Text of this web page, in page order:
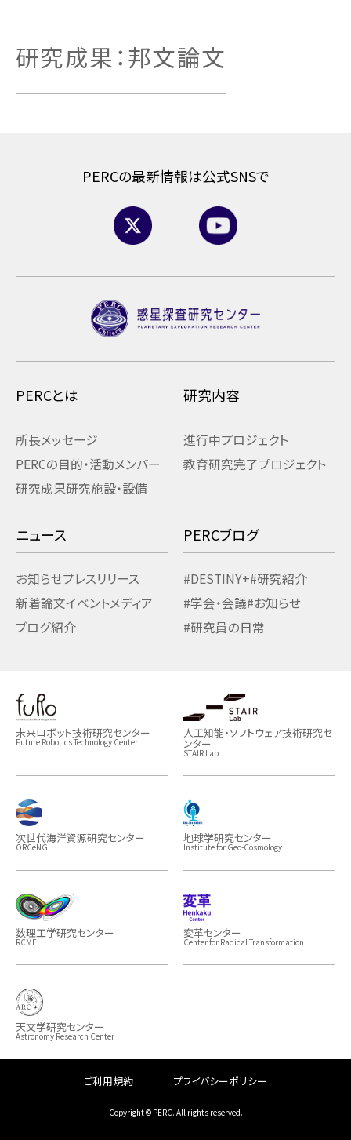
研究成果：邦文論文
PERCの最新情報は公式SNSで
PERCとは
所長メッセージ
PERCの目的・活動メンバー
研究成果研究施設・設備
研究内容
進行中プロジェクト
教育研究完了プロジェクト
ニュース
お知らせプレスリリース
新着論文イベントメディア
ブログ紹介
PERCブログ
#DESTINY+#研究紹介
#学会・会議#お知らせ
#研究員の日常
未来ロボット技術研究センター
Future Robotics Technology Center
人工知能・ソフトウェア技術研究セ
ンター
STAIR Lab
次世代海洋資源研究センター
ORCeNG
地球学研究センター
Institute for Geo-Cosmology
数理工学研究センター
RCME
変革センター
Center for Radical Transformation
天文学研究センター
Astronomy Research Center
ご利用規約 プライバシーポリシー
Copyright © PERC. All rights reserved.